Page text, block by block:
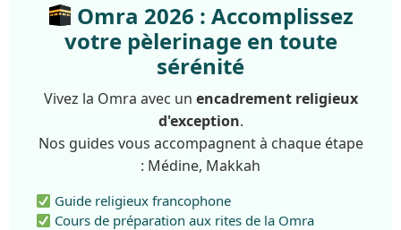
Omra 2026 : Accomplissez
votre pèlerinage en toute
sérénité
Vivez la Omra avec un encadrement religieux
d'exception.
Nos guides vous accompagnent à chaque étape
: Médine, Makkah
Guide religieux francophone
Cours de préparation aux rites de la Omra